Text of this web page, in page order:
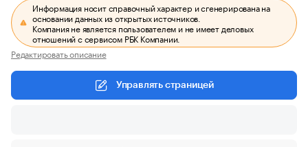
Информация носит справочный характер и сгенерирована на
основании данных из открытых источников.
Компания не является пользователем и не имеет деловых
отношений с сервисом РБК Компании.
Редактировать описание
Управлять страницей